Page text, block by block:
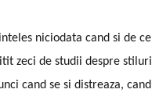
niciodata cand si de
zeci de studii despre
cand se si distreaza,